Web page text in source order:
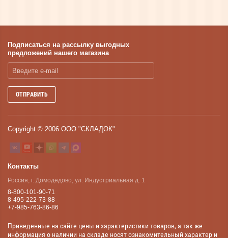
Подписаться на рассылку выгодных
предложений нашего магазина
ОТПРАВИТЬ
Copyright © 2006 ООО "СКЛАДОК"
Контакты
Россия, г. Домодедово, ул. Индустриальная д. 1
8-800-101-90-71
8-495-222-73-88
+7-985-763-86-86
Приведенные на сайте цены и характеристики товаров, а так же
информация о наличии на складе носят ознакомительный характер и